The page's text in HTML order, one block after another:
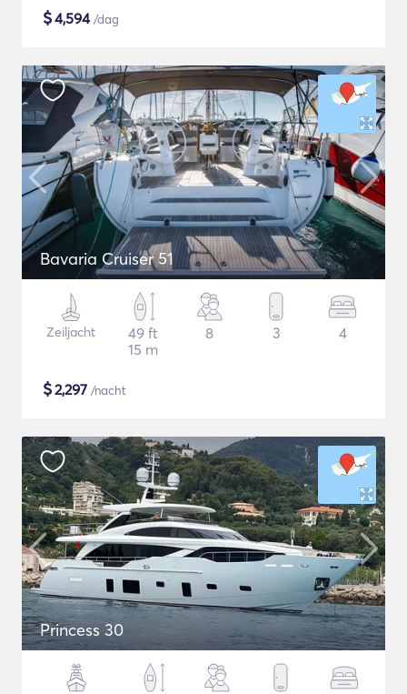
$4,594/dag
Bavaria Cruiser 51
Zeiljacht
49 ft
15 m
8 3 4
$2,297 /nacht
Princess 30